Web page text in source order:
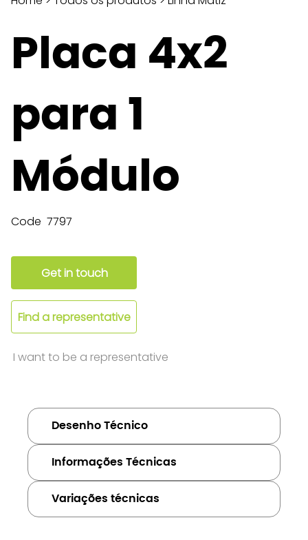
Placa 4x2
para 1
Módulo
Code 7797
Get in touch
Find a representative
I want to be a representative
Desenho Técnico
Informações Técnicas
Variações técnicas